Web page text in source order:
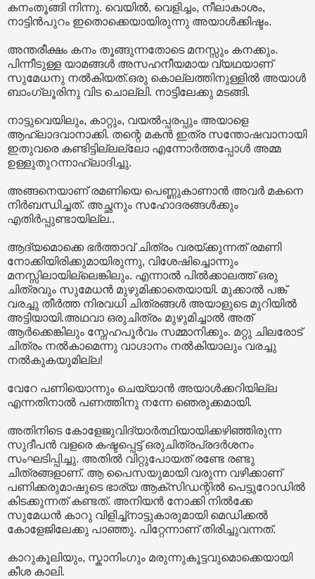
കനംതൂങ്ങി നിന്നു. വെയിൽ, വെളിച്ചം, നീലാകാശം,
നാട്ടിൻപുറം ഇതൊക്കെയായിരുന്നു അയാൾക്കിഷ്ടം.
അന്തരീക്ഷം കനം തൂങ്ങുന്നതോടെ മനസ്സും കനക്കും.
പിന്നീടുള്ള യാമങ്ങൾ അസഹനീയമായ വ്യഥയാണ്
സുമേധനു നൽകിയത്.ഒരു കൊല്ലത്തിനുള്ളിൽ അയാൾ
ബാംഗ്ലൂരിനു വിട ചൊല്ലി. നാട്ടിലേക്കു മടങ്ങി.
നാട്ടുവെയിലും, കാറ്റും, വയൽപ്പരപ്പും അയാളെ
ആഹ്ലാദവാനാക്കി. തന്റെ മകൻ ഇത്ര സന്തോഷവാനായി
ഇതുവരെ കണ്ടിട്ടില്ലല്ലോ എന്നോർത്തപ്പോൾ അമ്മ
ഉള്ളുതുറന്നാഹ്ലാദിച്ചു.
അങ്ങനെയാണ് രമണിയെ പെണ്ണുകാണാൻ അവർ മകനെ
നിർബന്ധിച്ചത്. അച്ഛനും സഹോദരങ്ങൾക്കും
എതിർപ്പുണ്ടായില്ല..
ആദ്യമൊക്കെ ഭർത്താവ് ചിത്രം വരയ്ക്കുന്നത് രമണി
നോക്കിയിരിക്കുമായിരുന്നു, വിശേഷിച്ചൊന്നും
മനസ്സിലായില്ലെങ്കിലും. എന്നാൽ പിൽക്കാലത്ത് ഒരു
ചിത്രവും സുമേധൻ മുഴുമിക്കാതെയായി. മുക്കാൽ പങ്ക്
വരച്ചു തീർത്ത നിരവധി ചിത്രങ്ങൾ അയാളുടെ മുറിയിൽ
അട്ടിയായി.അഥവാ ഒരുചിത്രം മുഴുമിച്ചാൽ അത്
ആർക്കെങ്കിലും സ്നേഹപൂർവം സമ്മാനിക്കും. മറ്റു ചിലരോട്
ചിത്രം നൽകാമെന്നു വാഗ്ദാനം നൽകിയാലും വരച്ചു
നൽകുകയുമില്ല!
വേറേ പണിയൊന്നും ചെയ്യാൻ അയാൾക്കറിയില്ല
എന്നതിനാൽ പണത്തിനു നന്നേ ഞെരുക്കമായി.
അതിനിടെ കോളേജുവിദ്യാർത്ഥിയായിക്കഴിഞ്ഞിരുന്ന
സുദീപൻ വളരെ കഷ്ടപ്പെട്ട് ഒരുചിത്രപ്രദർശനം
സംഘടിപ്പിച്ചു. അതിൽ വിറ്റുപോയത് രണ്ടേ രണ്ടു
ചിത്രങ്ങളാണ്. ആ പൈസയുമായി വരുന്ന വഴിക്കാണ്
പണിക്കരുമാഷുടെ ഭാര്യ ആക്സിഡന്റിൽ പെട്ടുറോഡിൽ
കിടക്കുന്നത് കണ്ടത്. അനിയൻ നോക്കി നിൽക്കേ
സുമേധൻ കാറു വിളിച്ച്നാട്ടുകാരുമായി മെഡിക്കൽ
കോളേജിലേക്കു പാഞ്ഞു. പിറ്റേന്നാണ് തിരിച്ചുവന്നത്.
കാറുകൂലിയും, സ്കാനിംഗും മരുന്നുകൂട്ടവുമൊക്കെയായി
കീശ കാലി.